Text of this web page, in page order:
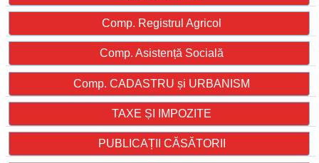
Comp. Registrul Agricol
Comp. Asistență Socială
Comp. CADASTRU și URBANISM
TAXE ȘI IMPOZITE
PUBLICAȚII CĂSĂTORII